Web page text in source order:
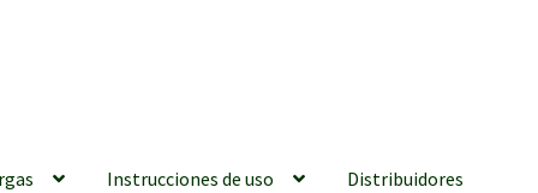
Instrucciones de uso Distribuidores